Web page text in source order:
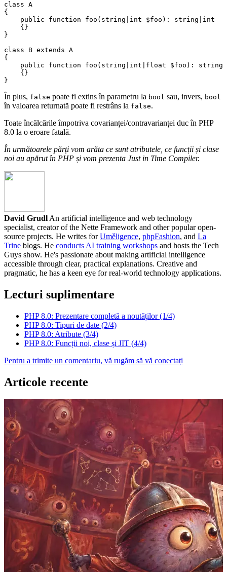
class A
{
    public function foo(string|int $foo): string|int
    {}
}
class B extends A
{
    public function foo(string|int|float $foo): string
    {}
În plus, false poate fi extins în parametru la bool sau, invers, bool
în valoarea returnată poate fi restrâns la false.
Toate încălcările împotriva covarianței/contravarianței duc în PHP
8.0 la o eroare fatală.
În următoarele părți vom arăta ce sunt atributele, ce funcții și clase
noi au apărut în PHP și vom prezenta Just in Time Compiler.
David Grudl An artificial intelligence and web technology
specialist, creator of the Nette Framework and other popular open-
source projects. He writes forUměligence, phpFashion, and La
Trine blogs. He conducts AI training workshops and hosts the Tech
Guys show. He's passionate about making artificial intelligence
accessible through clear, practical explanations. Creative and
pragmatic, he has a keen eye for real-world technology applications.
Lecturi suplimentare
PHP 8.0: Prezentare completă a noutăților (1/4)
PHP 8.0: Tipuri de date (2/4)
PHP 8.0: Atribute (3/4)
PHP 8.0: Funcții noi, clase și JIT (4/4)
Pentru a trimite un comentariu, vă rugăm să vă conectați
Articole recente